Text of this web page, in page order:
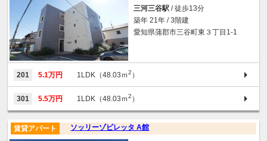
三河三谷駅 / 徒歩13分
築年 21年 / 3階建
愛知県蒲郡市三谷町東３丁目1-1
201 5.1万円 1LDK（48.03ｍ2 ）
301 5.5万円 1LDK（48.03ｍ2 ）
ソッリーゾビレッタ A館
賃貸アパート